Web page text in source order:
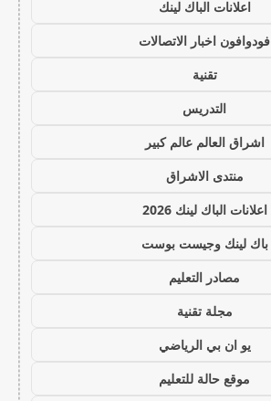
اعلانات الباك لينك
فودوافون اخبار الاتصالات
تقنية
التدريس
اشراق العالم عالم كبير
منتدى الاشراق
اعلانات الباك لينك 2026
باك لينك وجيست بوست
مصادر التعليم
مجلة تقنية
يو ان بي الرياضي
موقع حالة للتعليم